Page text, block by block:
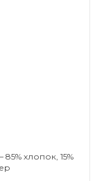
хлопок, 15%